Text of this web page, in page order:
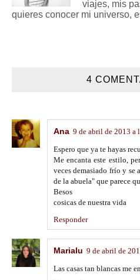
viajes, mis
quieres conocer mi universo,
4
Ana 9 de abril de 2013 a
Espero que ya te hayas
Me encanta este estilo,
veces demasiado frío y se
de la abuela" que parece
Besos
cosicas de nuestra vida
Responder
Marialu 9 de abril de
Las casas tan blancas me